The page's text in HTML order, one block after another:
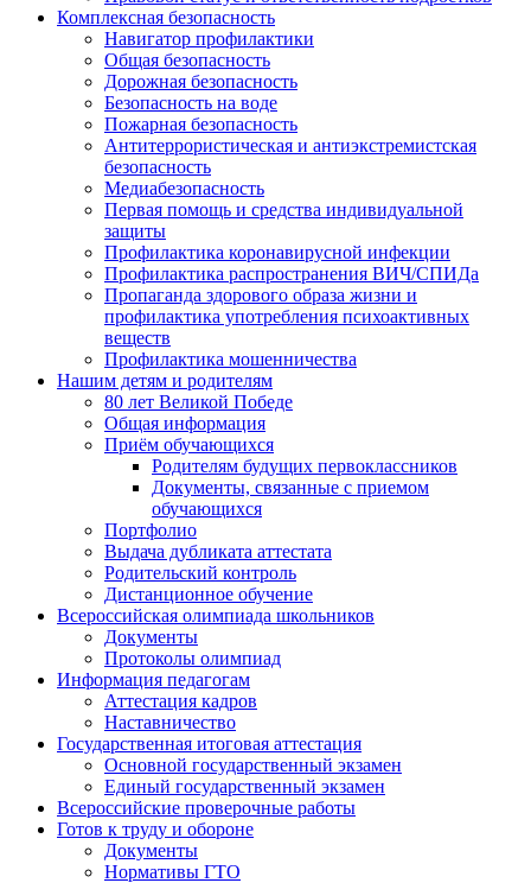
Комплексная безопасность
Навигатор профилактики
Общая безопасность
Дорожная безопасность
Безопасность на воде
Пожарная безопасность
Антитеррористическая и антиэкстремистская
безопасность
Медиабезопасность
Первая помощь и средства индивидуальной
защиты
Профилактика коронавирусной инфекции
Профилактика распространения ВИЧ/СПИДа
Пропаганда здорового образа жизни и
профилактика употребления психоактивных
веществ
Профилактика мошенничества
Нашим детям и родителям
80 лет Великой Победе
Общая информация
Приём обучающихся
Родителям будущих первоклассников
Документы, связанные с приемом
обучающихся
Портфолио
Выдача дубликата аттестата
Родительский контроль
Дистанционное обучение
Всероссийская олимпиада школьников
Документы
Протоколы олимпиад
Информация педагогам
Аттестация кадров
Наставничество
Государственная итоговая аттестация
Основной государственный экзамен
Единый государственный экзамен
Всероссийские проверочные работы
Готов к труду и обороне
Документы
Нормативы ГТО